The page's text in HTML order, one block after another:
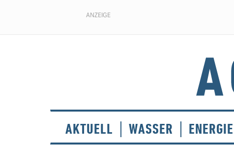
ANZEIGE
AKTUELL WASSER ENERGIE